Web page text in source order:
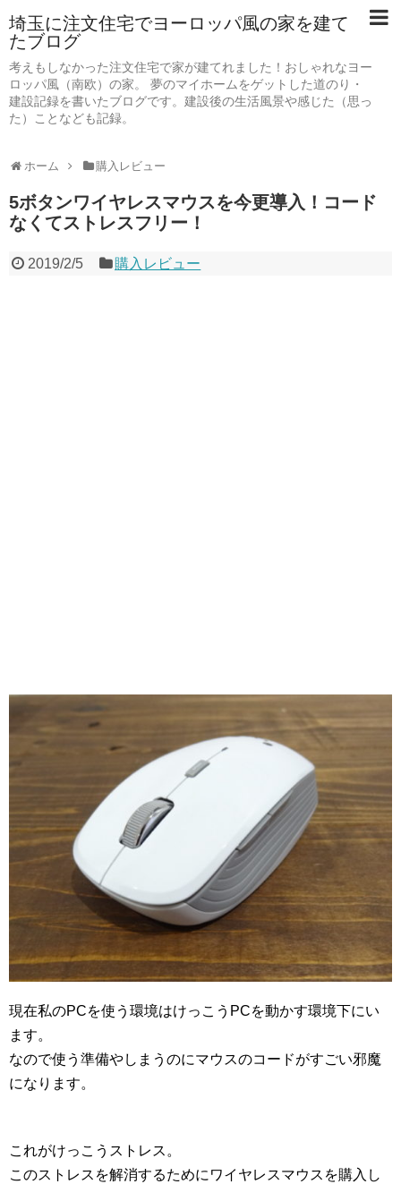
埼玉に注文住宅でヨーロッパ風の家を建て
たブログ
考えもしなかった注文住宅で家が建てれました！おしゃれなヨー
ロッパ風（南欧）の家。 夢のマイホームをゲットした道のり・
建設記録を書いたブログです。建設後の生活風景や感じた（思っ
た）ことなども記録。
ホーム 購入レビュー
5ボタンワイヤレスマウスを今更導入！コード
なくてストレスフリー！
2019/2/5 購入レビュー
現在私のPCを使う環境はけっこうPCを動かす環境下にい
ます。
なので使う準備やしまうのにマウスのコードがすごい邪魔
になります。
これがけっこうストレス。
このストレスを解消するためにワイヤレスマウスを購入し